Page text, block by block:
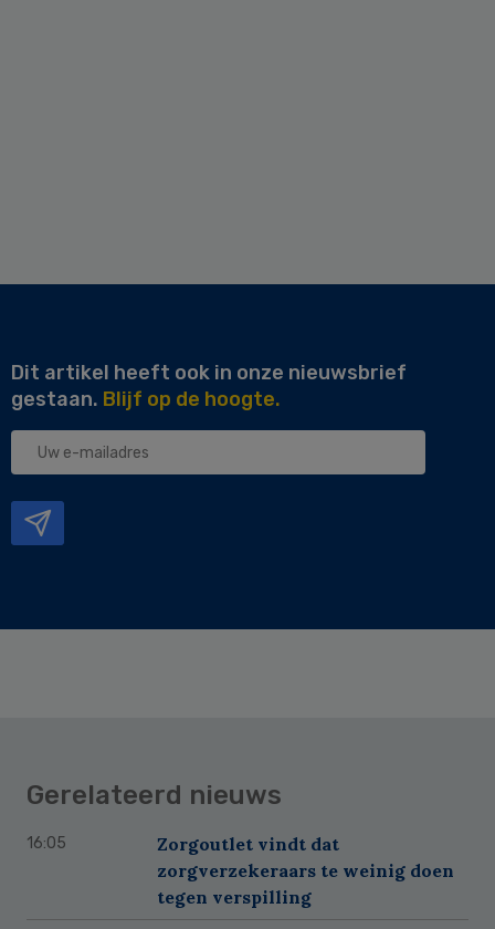
Dit artikel heeft ook in onze nieuwsbrief
gestaan. Blijf op de hoogte.
Uw
Gerelateerd nieuws
16:05
Zorgoutlet vindt dat
zorgverzekeraars te weinig doen
tegen verspilling